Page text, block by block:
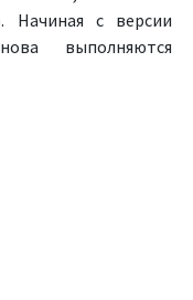
Начиная с версии
выполняются